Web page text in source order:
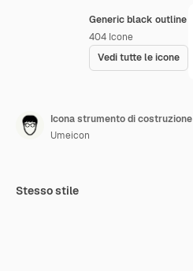
Generic black outline
404 Icone
Vedi tutte le icone
Icona strumento di costruzione
Umeicon
Stesso stile